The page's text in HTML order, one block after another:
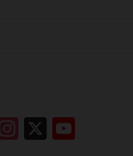
Threads
Instagram
X